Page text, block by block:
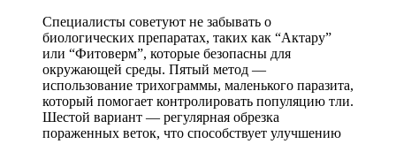
Специалисты советуют не забывать о
биологических препаратах, таких как “Актару”
или “Фитоверм”, которые безопасны для
окружающей среды. Пятый метод —
использование трихограммы, маленького паразита,
который помогает контролировать популяцию тли.
Шестой вариант — регулярная обрезка
пораженных веток, что способствует улучшению